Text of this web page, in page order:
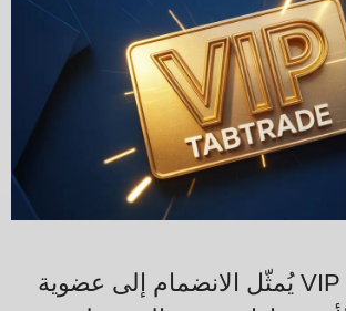
يُمثّل الانضمام إلى عضوية VIP في TabTrade